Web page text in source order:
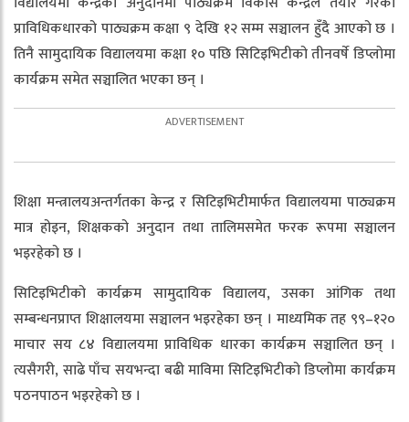
प्राविधिकधारको पाठ्यक्रम कक्षा ९ देखि १२ सम्म सञ्चालन हुँदै आएको छ ।
तिनै सामुदायिक विद्यालयमा कक्षा १० पछि सिटिइभिटीको तीनवर्षे डिप्लोमा
कार्यक्रम समेत सञ्चालित भएका छन् ।
शिक्षा मन्त्रालयअन्तर्गतका केन्द्र र सिटिइभिटीमार्फत विद्यालयमा पाठ्यक्रम
मात्र होइन, शिक्षकको अनुदान तथा तालिमसमेत फरक रूपमा सञ्चालन
भइरहेको छ ।
सिटिइभिटीको कार्यक्रम सामुदायिक विद्यालय, उसका आंगिक तथा
सम्बन्धनप्राप्त शिक्षालयमा सञ्चालन भइरहेका छन् । माध्यमिक तह ९९–१२०
माचार सय ८४ विद्यालयमा प्राविधिक धारका कार्यक्रम सञ्चालित छन् ।
त्यसैगरी, साढे पाँच सयभन्दा बढी माविमा सिटिइभिटीको डिप्लोमा कार्यक्रम
पठनपाठन भइरहेको छ ।